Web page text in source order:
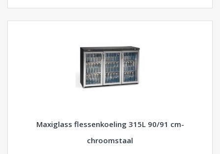
Maxiglass flessenkoeling 315L 90/91 cm-
chroomstaal